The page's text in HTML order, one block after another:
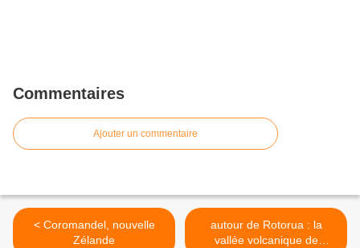
Commentaires
Ajouter un commentaire
< Coromandel, nouvelle
Zélande
autour de Rotorua : la
vallée volcanique de